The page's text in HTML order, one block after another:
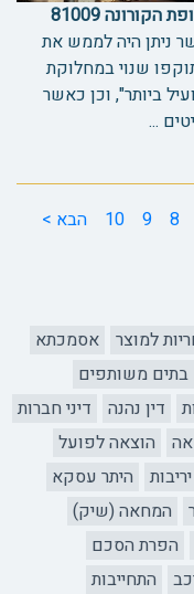
81009
ניתן היה לממש את
שתוקפו שנוי במחלוקת
ביותר", וכן כאשר
8
9
10 הבא >
למוצר
אסמכתא
בתים משותפים
דין נהנה
דיני חברות
הוצאה לפועל
היתר עסקא
המחאה (שיק)
הפרת הסכם
התחייבות